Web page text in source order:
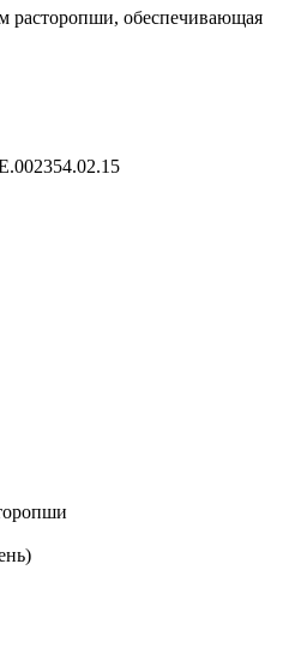
расторопши, обеспечивающая